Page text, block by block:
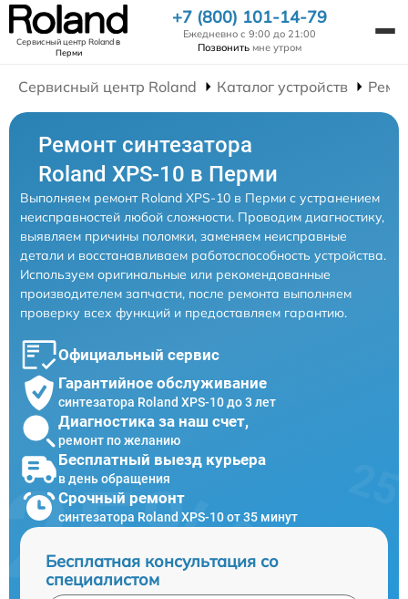
Сервисный центр Rolandв
Перми
+7 (800) 101-14-79
Ежедневно с 9:00 до 21:00
Позвонить мне утром
Сервисный центр Roland Каталог устройств
Ремонт синтезатора
Roland XPS-10 в Перми
Выполняем ремонт Roland XPS-10 в Перми с устранением
неисправностей любой сложности. Проводим диагностику,
выявляем причины поломки, заменяем неисправные
детали и восстанавливаем работоспособность устройства.
Используем оригинальные или рекомендованные
производителем запчасти, после ремонта выполняем
проверку всех функций и предоставляем гарантию.
Официальный сервис
Гарантийное обслуживание
синтезатора Roland XPS-10 до 3 лет
Диагностика за наш счет,
ремонт по желанию
Бесплатный выезд курьера
в день обращения
Срочный ремонт
синтезатора Roland XPS-10 от 35 минут
Бесплатная консультация со
специалистом